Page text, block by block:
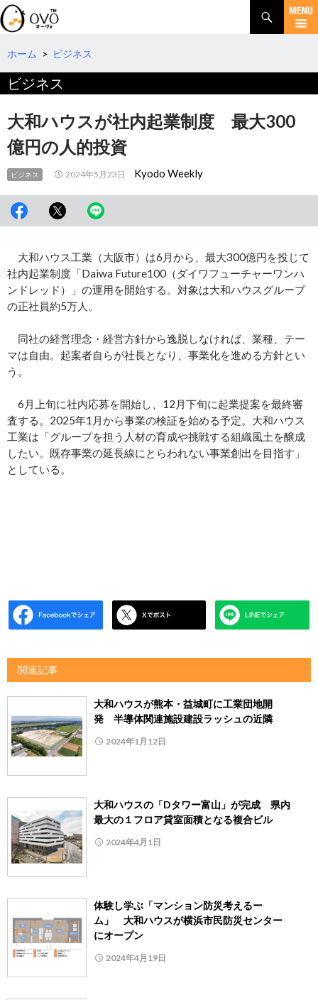
検
索
コ
テ
へ
動
ホーム > ビジネス
ビジネス
大和ハウスが社内起業制度 最大300
億円の人的投資
ビジネス 2024年5月23日 Kyodo Weekly
大和ハウス工業（大阪市）は6月から、最大300億円を投じて
社内起業制度「Daiwa Future100（ダイワフューチャーワンハ
ンドレッド）」の運用を開始する。対象は大和ハウスグループ
の正社員約5万人。
同社の経営理念・経営方針から逸脱しなければ、業種、テー
マは自由。起案者自らが社長となり、事業化を進める方針とい
う。
6月上旬に社内応募を開始し、12月下旬に起業提案を最終審
査する。2025年1月から事業の検証を始める予定。大和ハウス
工業は「グループを担う人材の育成や挑戦する組織風土を醸成
したい。既存事業の延長線にとらわれない事業創出を目指す」
としている。
関連記事
大和ハウスが熊本・益城町に工業団地開
発 半導体関連施設建設ラッシュの近隣
2024年1月12日
大和ハウスの「Dタワー富山」が完成 県内
最大の１フロア貸室面積となる複合ビル
2024年4月1日
体験し学ぶ「マンション防災考えるー
ム」 大和ハウスが横浜市民防災センター
にオープン
2024年4月19日